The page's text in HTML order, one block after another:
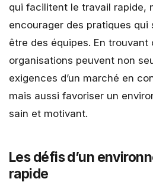
qui facilitent le travail rapide,
encourager des pratiques qui
être des équipes. En trouvant
organisations peuvent non
exigences d’un marché en
mais aussi favoriser un
sain et motivant.
Les défis d’un
rapide